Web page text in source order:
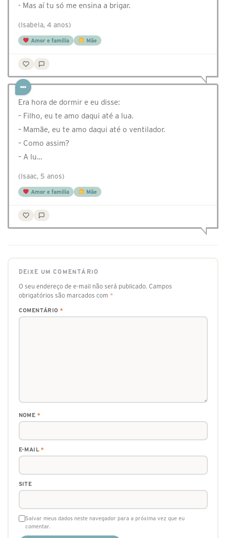
- Mas aí tu só me ensina a brigar.
(Isabela, 4 anos)
Amor e família Mãe
Era hora de dormir e eu disse:
– Filho, eu te amo daqui até a lua.
– Mamãe, eu te amo daqui até o ventilador.
– Como assim?
– A lu…
(Isaac, 5 anos)
Amor e família Mãe
DEIXE UM COMENTÁRIO
O seu endereço de e-mail não será publicado. Campos
obrigatórios são marcados com *
COMENTÁRIO *
NOME *
E-MAIL*
SITE
Salvar meus dados neste navegador para a próxima vez que eu
comentar.